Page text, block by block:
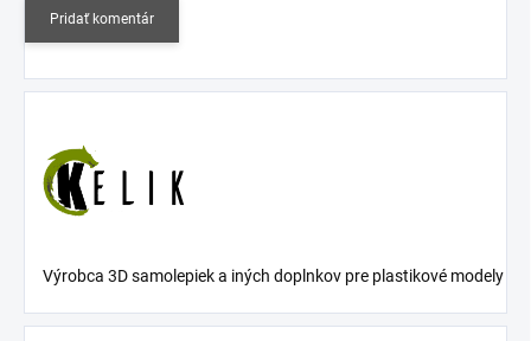
Pridať komentár
Výrobca 3D samolepiek a iných doplnkov pre plastikové modely